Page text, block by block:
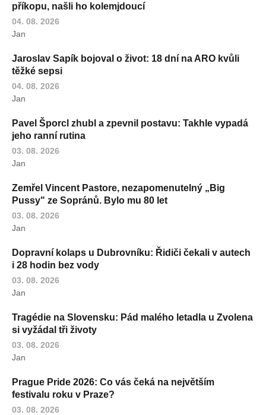
příkopu, našli ho kolemjdoucí
04. 08. 2026
Jan
Jaroslav Sapík bojoval o život: 18 dní na ARO kvůli
těžké sepsi
04. 08. 2026
Jan
Pavel Šporcl zhubl a zpevnil postavu: Takhle vypadá
jeho ranní rutina
03. 08. 2026
Jan
Zemřel Vincent Pastore, nezapomenutelný „Big
Pussy" ze Sopránů. Bylo mu 80 let
03. 08. 2026
Jan
Dopravní kolaps u Dubrovníku: Řidiči čekali v autech
i 28 hodin bez vody
03. 08. 2026
Jan
Tragédie na Slovensku: Pád malého letadla u Zvolena
si vyžádal tři životy
03. 08. 2026
Jan
Prague Pride 2026: Co vás čeká na největším
festivalu roku v Praze?
03. 08. 2026